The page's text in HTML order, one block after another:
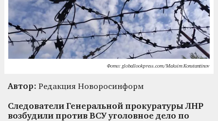
Фото: globallookpress.com/Maksim Konstantinov
Автор: Редакция Новоросинформ
Следователи Генеральной прокуратуры ЛНР
возбудили против ВСУ уголовное дело по